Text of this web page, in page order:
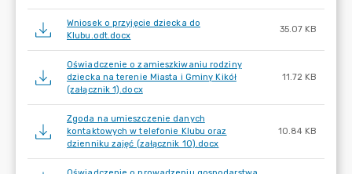
Wniosek o przyjęcie dziecka do
Klubu.odt.docx
35.07 KB
Oświadczenie o zamieszkiwaniu rodziny
dziecka na terenie Miasta i Gminy Kikół
(załącznik 1).docx
11.72 KB
Zgoda na umieszczenie danych
kontaktowych w telefonie Klubu oraz
dzienniku zajęć (załącznik 10).docx
10.84 KB